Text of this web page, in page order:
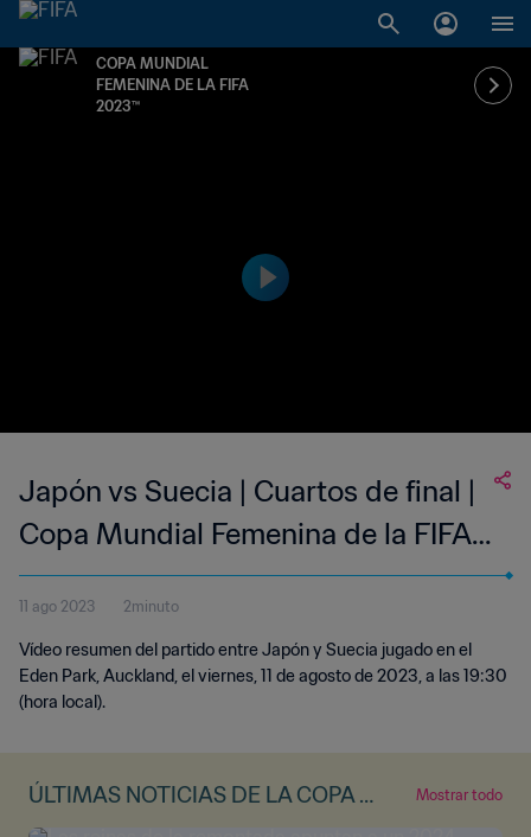
COPA MUNDIAL
FEMENINA DE LA FIFA
2023™
Japón vs Suecia | Cuartos de final |
Copa Mundial Femenina de la FIFA
Australia & Nueva Zelanda 2023™ |
Highlights (Sin relato)
11 ago 2023 2minuto
Vídeo resumen del partido entre Japón y Suecia jugado en el
Eden Park, Auckland, el viernes, 11 de agosto de 2023, a las 19:30
(hora local).
ÚLTIMAS NOTICIAS DE LA COPA M
UNDIAL FEMENINA DE LA FIFA™
Mostrar todo